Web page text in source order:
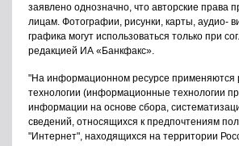
заявлено однозначно, что авторские права
лицам. Фотографии, рисунки, карты, аудио-
графика могут использоваться только при
редакцией ИА «Банкфакс».
"На информационном ресурсе применяются
технологии (информационные технологии
информации на основе сбора,
сведений, относящихся к предпочтениям
"Интернет", находящихся на территории